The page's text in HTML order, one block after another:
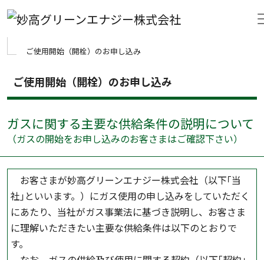
ご使用開始（開栓）のお申し込み
ご使用開始（開栓）のお申し込み
ガスに関する主要な供給条件の説明について
（ガスの開始をお申し込みのお客さまはご確認下さい）
お客さまが妙高グリーンエナジー株式会社（以下｢当
社｣といいます。）にガス使用の申し込みをしていただく
にあたり、当社がガス事業法に基づき説明し、お客さま
に理解いただきたい主要な供給条件は以下のとおりで
す。